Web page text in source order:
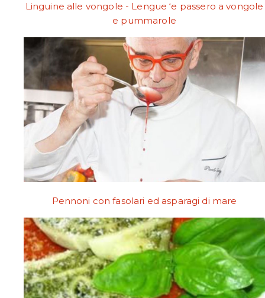
Linguine alle vongole - Lengue ‘e passero a vongole
e pummarole
Pennoni con fasolari ed asparagi di mare